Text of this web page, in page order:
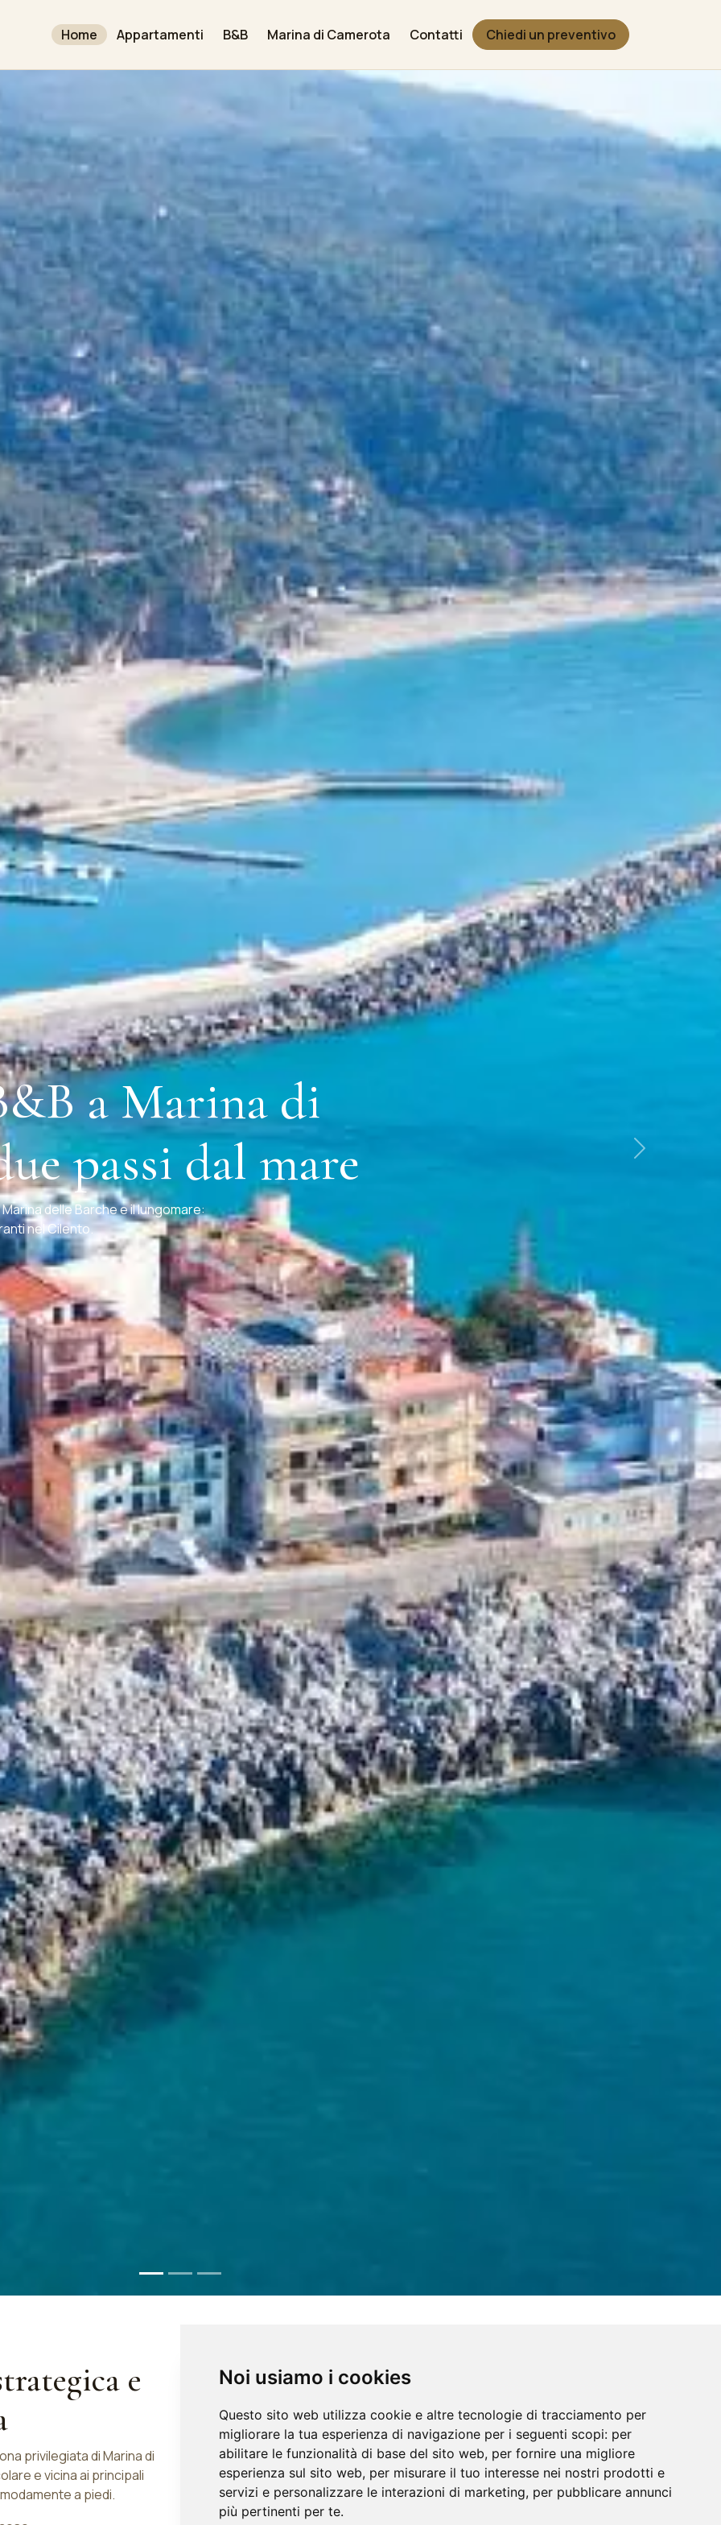
Noi usiamo i cookies
Questo sito web utilizza cookie e altre tecnologie di tracciamento per
migliorare la tua esperienza di navigazione per i seguenti scopi: per
abilitare le funzionalità di base del sito web, per fornire una migliore
esperienza sul sito web, per misurare il tuo interesse nei nostri prodotti e
servizi e personalizzare le interazioni di marketing, per pubblicare annunci
più pertinenti per te.
Home Appartamenti B&B Marina di Camerota Contatti Chiedi un preventivo
a Marina di
passi dal mare
delle Barche e il lungomare:
nel Cilento.
e
privilegiata di Marina di
e vicina ai principali
a piedi.
Se hai bisogno di informazioni scrivi
qui.
Antica Dimora Donna Filomena